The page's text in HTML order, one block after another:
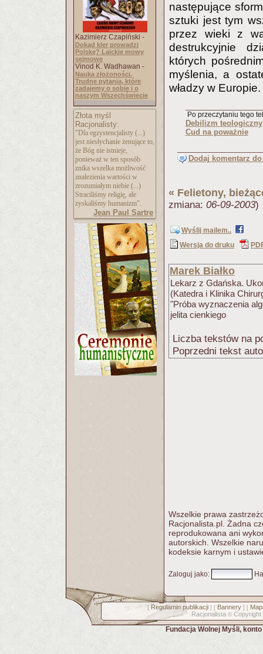
Kazimierz Czapiński -
Dokąd kler prowadzi
Polskę? Laickie mowy
sejmowe
Vinod K. Wadhawan -
Nauka złożoności.
Trudne pytania, które
zadajemy o sobie i o
naszym Wszechświecie
Złota myśl
Racjonalisty:
"Dla egzystencjalisty (...)
jest niesłychanie żenujące to,
że Bóg nie istnieje,
ponieważ w ten sposób
znika wszelka możliwość
znalezienia wartości w
zrozumiałym niebie (...)
Straciliśmy religię, ale
zyskaliśmy humanizm".
Jean Paul Sartre
następujące
sztuki jest tym
przez wieki z
destrukcyjnie
których
myślenia, a
władzy w Europie.
Po przeczytaniu tego
Debilizm teologiczny
Cud na poważnie
Dodaj komentarz
« Felietony,
zmiana: 06-09-2003)
Wyślij mailem..
Wersja do druku
Marek Białko
Lekarz z Gdańska.
(Katedra i Klinika
"Próba wyznaczenia
jelita cienkiego
Liczba tekstów na
Poprzedni tekst
Wszelkie prawa
Racjonalista.pl. Żadna
reprodukowana ani
autorskich. Wszelkie
kodeksie karnym i
Zaloguj jako:
[ Regulamin publikacji] [ Bannery] [
Racjonalista © Copyright
Fundacja Wolnej Myśli,